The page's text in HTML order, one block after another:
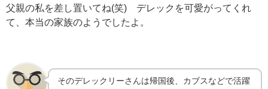
父親の私を差し置いてね(笑) デレックを可愛がってくれ
て、本当の家族のようでしたよ。
そのデレックリーさんは帰国後、カブスなどで活躍